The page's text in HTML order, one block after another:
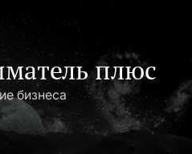
плюс
бизнеса